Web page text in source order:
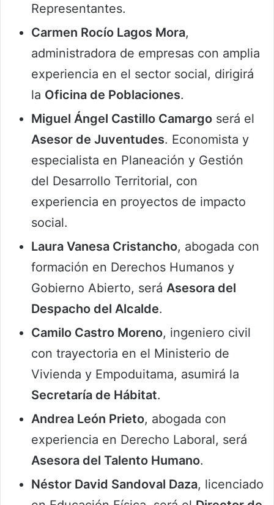
Representantes.
Carmen Rocío Lagos Mora,
administradora de empresas con amplia
experiencia en el sector social, dirigirá
la Oficina de Poblaciones.
Miguel Ángel Castillo Camargo será el
Asesor de Juventudes. Economista y
especialista en Planeación y Gestión
del Desarrollo Territorial, con
experiencia en proyectos de impacto
social.
Laura Vanesa Cristancho, abogada con
formación en Derechos Humanos y
Gobierno Abierto, será Asesora del
Despacho del Alcalde.
Camilo Castro Moreno, ingeniero civil
con trayectoria en el Ministerio de
Vivienda y Empoduitama, asumirá la
Secretaría de Hábitat.
Andrea León Prieto, abogada con
experiencia en Derecho Laboral, será
Asesora del Talento Humano.
Néstor David Sandoval Daza, licenciado